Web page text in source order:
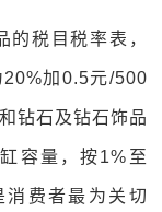
的税目税率表，
加0.5元/500
钻石及钻石饰品
容量，按1%至
费者最为关切